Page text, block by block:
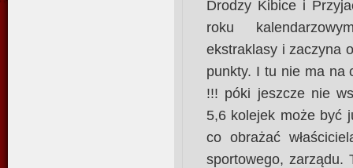
Drodzy Kibice i
roku
ekstraklasy i zaczyna
punkty. I tu nie ma na
!!! póki jeszcze nie
5,6 kolejek może być
co obrażać
sportowego, zarządu.